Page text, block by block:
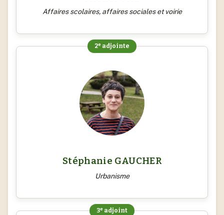
Affaires scolaires, affaires sociales et voirie
2e adjointe
Stéphanie GAUCHER
Urbanisme
3e adjoint